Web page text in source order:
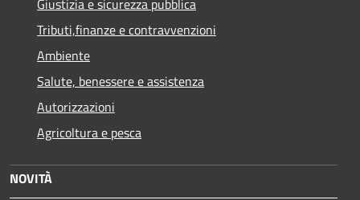
Tributi,finanze e contravvenzioni
Ambiente
Salute, benessere e assistenza
Autorizzazioni
Agricoltura e pesca
NOVITÀ